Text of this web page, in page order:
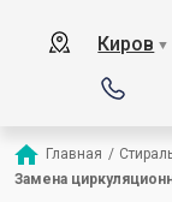
Киров ▼
Главная /
Замена